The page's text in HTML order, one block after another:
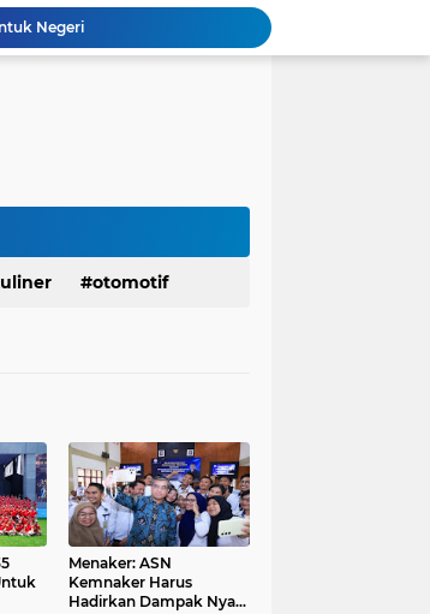
Negeri
Info Penting! DPD Partai Demokrat Provinsi Jawa Barat Membuka Pendaftaran bakal calon Ketua
Margaretha : Ekonomi Jabar Triwulan II 2026 Tumbuh 5,73 Persen, Lebih Tinggi Dibandingkan Nasional
otomotif
Menaker: ASN
Kemnaker Harus
Hadirkan Dampak Nyata